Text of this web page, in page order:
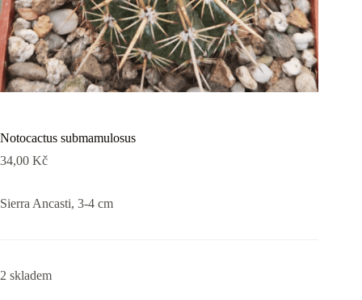
Notocactus submamulosus
34,00 Kč
Sierra Ancasti, 3-4 cm
2 skladem